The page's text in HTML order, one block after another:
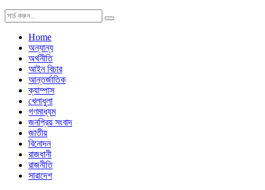
Home
অন্যান্য
অর্থনীতি
আইন বিচার
আন্তর্জাতিক
ক্যাম্পাস
খেলাধুলা
গণমাধ্যম
জনপ্রিয় সংবাদ
জাতীয়
বিনোদন
রাজধানী
রাজনীতি
সারাদেশ